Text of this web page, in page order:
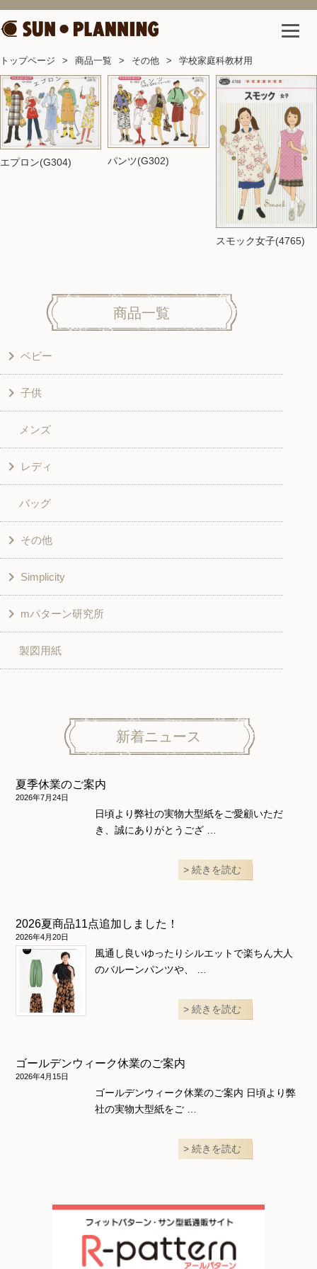
トップページ 商品一覧 その他 学校家庭科教材用
エプロン(G304) パンツ(G302)
スモック女子(4765)
商品一覧
ベビー
洋服
和風衣類
グッズ
子供
ワンピース
シャツ・ブラウス
スカート・パンツ
和風衣類
入園入学グッズ
その他
メンズ
レディ
シャツ・ブラウス
チュニック
ワンピース
ベスト・ジャケット・コート
スカート
ニット地専用
和風衣類
バッグ
その他
学校家庭科教材用
その他
Simplicity
こども＆ベビー
ボトムス
ワンピース＆スーツ
ウェディング・コスチューム
mパターン研究所
子供服
ワンピース
スカート・パンツ
製図用紙
新着ニュース
夏季休業のご案内
2026年7月24日
日頃より弊社の実物大型紙をご愛顧いただ
き、誠にありがとうござ …
続きを読む
2026夏商品11点追加しました！
2026年4月20日
風通し良いゆったりシルエットで楽ちん大人
のバルーンパンツや、 …
続きを読む
ゴールデンウィーク休業のご案内
2026年4月15日
ゴールデンウィーク休業のご案内 日頃より弊
社の実物大型紙をご …
続きを読む